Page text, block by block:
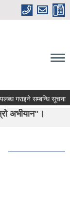
सम्बन्धि सूचना ।